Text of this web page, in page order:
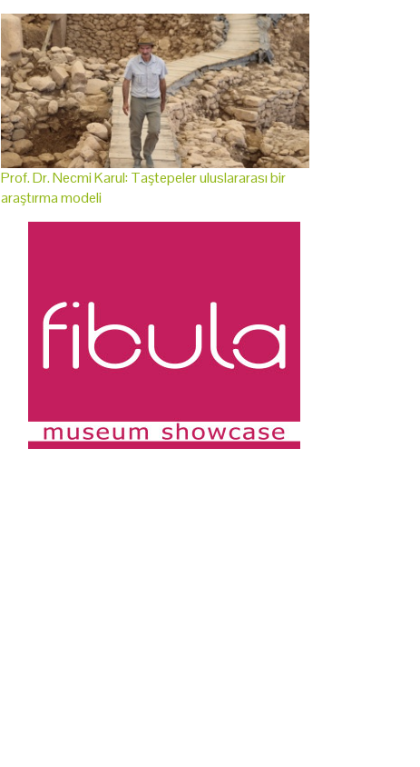
Prof. Dr. Necmi Karul: Taştepeler uluslararası bir
araştırma modeli